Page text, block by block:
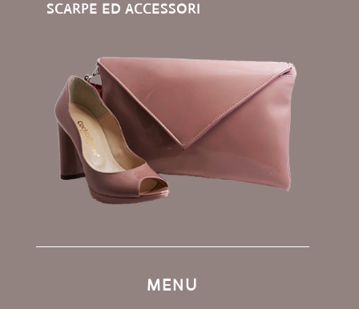
SCARPE ED ACCESSORI
MENU